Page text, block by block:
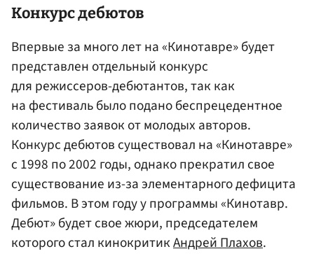
Конкурс дебютов
Впервые за много лет на «Кинотавре» будет
представлен отдельный конкурс
для режиссеров-дебютантов, так как
на фестиваль было подано беспрецедентное
количество заявок от молодых авторов.
Конкурс дебютов существовал на «Кинотавре»
с 1998 по 2002 годы, однако прекратил свое
существование из-за элементарного дефицита
фильмов. В этом году у программы «Кинотавр.
Дебют» будет свое жюри, председателем
которого стал кинокритикАндрей Плахов.